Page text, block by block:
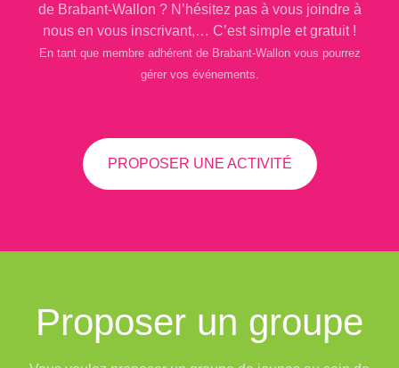
de Brabant-Wallon ? N’hésitez pas à vous joindre à
nous en vous inscrivant,… C’est simple et gratuit !
En tant que membre adhérent de Brabant-Wallon vous pourrez
gérer vos événements.
PROPOSER UNE ACTIVITÉ
Proposer un groupe